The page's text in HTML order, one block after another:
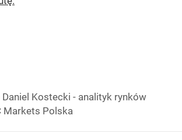
Daniel Kostecki - analityk rynków
Markets Polska